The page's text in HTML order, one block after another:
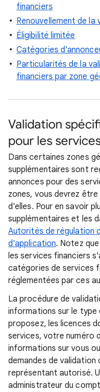
financiers
Renouvellement de la
Éligibilité limitée
Catégories
Particularités de la
financiers par zone
Validation
pour les
Dans certaines zones
supplémentaires sont
annonces pour des
zones, vous devrez
d'elles. Pour en savoir
supplémentaires et les
Autorités de régulation
d'application. Notez
les services financiers
catégories de services
réglementées par ces
La procédure de
informations sur le type
proposez, les licences
services, votre numéro
informations sur vous
demandes de
représentant autorisé.
administrateur du